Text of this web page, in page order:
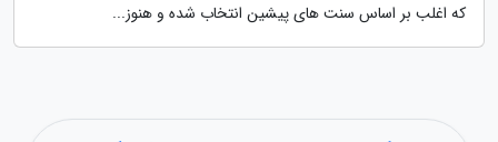
که اغلب بر اساس سنت های پیشین انتخاب شده و هنوز...